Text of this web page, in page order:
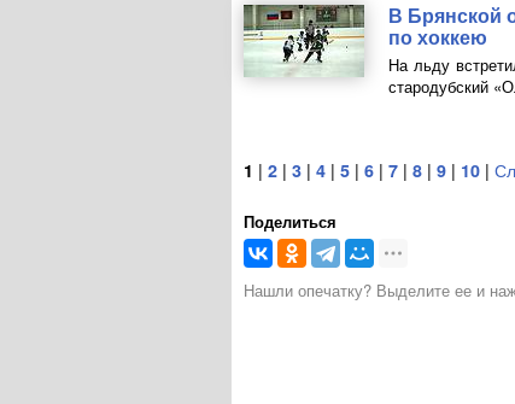
В Брянской
по хоккею
На льду
стародубский
1 | 2 | 3 | 4 | 5 | 6 | 7 | 8 | 9 | 10 |
Поделиться
Нашли опечатку? Выделите ее и